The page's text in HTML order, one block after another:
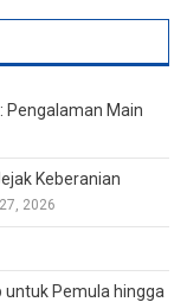
Pengalaman Main
Keberanian
2026
untuk Pemula hingga